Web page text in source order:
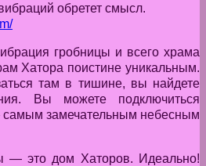
обретет смысл.
гробницы и всего храма
Хатора поистине уникальным.
там в тишине, вы найдете
Вы можете подключиться
замечательным небесным
— это дом Хаторов. Идеально!